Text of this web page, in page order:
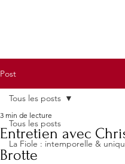
Post
Tous les posts
La Fiole : intemporelle &
Tous les posts
Entretien avec
Brotte
3 min de lecture